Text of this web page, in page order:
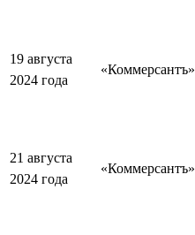
19 августа
2024 года
«Коммерсантъ»
21 августа
2024 года
«Коммерсантъ»